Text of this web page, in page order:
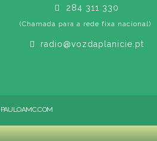
284 311 330
(Chamada para a rede fixa nacional)
radio@vozdaplanicie.pt
PAULOAMC.COM